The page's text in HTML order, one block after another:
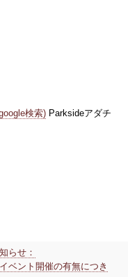
検索)Parksideアダチ
らせ：
ベント開催の有無につき